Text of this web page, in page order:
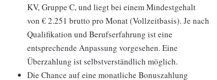
KV, Gruppe C, und liegt bei einem Mindestgehalt
von € 2.251 brutto pro Monat (Vollzeitbasis). Je nach
Qualifikation und Berufserfahrung ist eine
entsprechende Anpassung vorgesehen. Eine
Überzahlung ist selbstverständlich möglich.
Die Chance auf eine monatliche Bonuszahlung